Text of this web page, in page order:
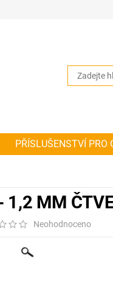
PŘÍSLUŠENSTVÍ PRO
1,2 MM
Neohodnoceno